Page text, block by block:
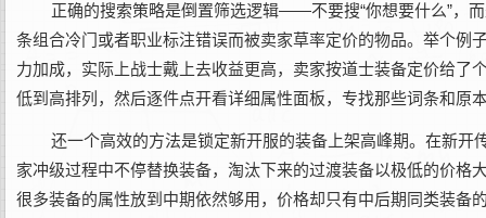
正确的搜索策略是倒置筛选逻辑——不要搜“你想要什么”，
条组合冷门或者职业标注错误而被卖家草率定价的物品。举个例
力加成，实际上战士戴上去收益更高，卖家按道士装备定价给
低到高排列，然后逐件点开看详细属性面板，专找那些词条和原
还一个高效的方法是锁定新开服的装备上架高峰期。在新
家冲级过程中不停替换装备，淘汰下来的过渡装备以极低的价
很多装备的属性放到中期依然够用，价格却只有中后期同类装备